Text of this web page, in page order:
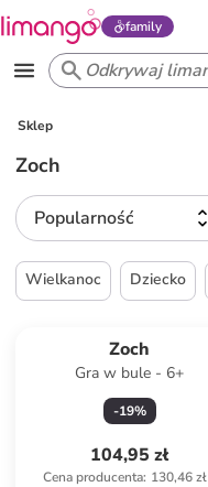
family
Sklep
Zoch
Popularność
Wielkanoc Dziecko
Zoch
Gra w bule - 6+
-19%
104,95 zł
Cena producenta: 130,46 zł